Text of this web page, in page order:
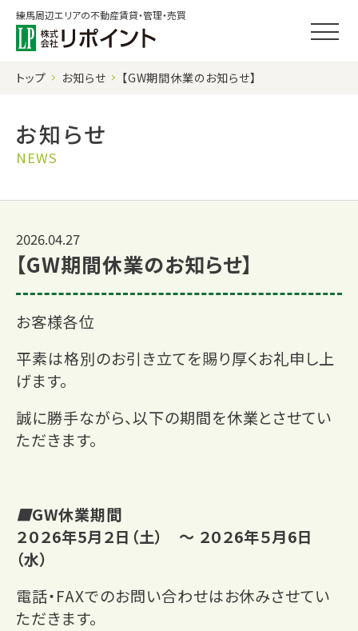
練馬周辺エリアの不動産賃貸・管理・売買
トップ お知らせ 【GW期間休業のお知らせ】
お知らせ
NEWS
2026.04.27
【GW期間休業のお知らせ】
お客様各位
平素は格別のお引き立てを賜り厚くお礼申し上
げます。
誠に勝手ながら、以下の期間を休業とさせてい
ただきます。
■GW休業期間
２０２6年5月２日（土）
～ ２０２6年５月6日
（水）
電話・FAXでのお問い合わせはお休みさせてい
ただきます。